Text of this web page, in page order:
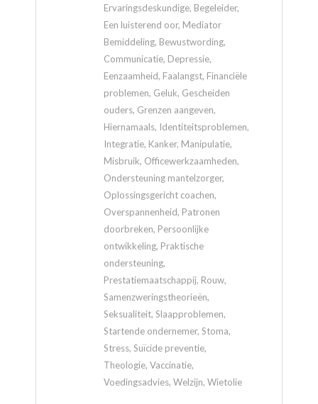
Ervaringsdeskundige, Begeleider,
Een luisterend oor, Mediator
Bemiddeling, Bewustwording,
Communicatie, Depressie,
Eenzaamheid, Faalangst, Financiële
problemen, Geluk, Gescheiden
ouders, Grenzen aangeven,
Hiernamaals, Identiteitsproblemen,
Integratie, Kanker, Manipulatie,
Misbruik, Officewerkzaamheden,
Ondersteuning mantelzorger,
Oplossingsgericht coachen,
Overspannenheid, Patronen
doorbreken, Persoonlijke
ontwikkeling, Praktische
ondersteuning,
Prestatiemaatschappij, Rouw,
Samenzweringstheorieën,
Seksualiteit, Slaapproblemen,
Startende ondernemer, Stoma,
Stress, Suïcide preventie,
Theologie, Vaccinatie,
Voedingsadvies, Welzijn, Wietolie